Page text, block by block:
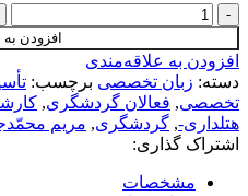
افزودن
افزودن به علاقه‌مندی
دسته: زبان تخصصی برچسب:
تخصصی, فعالان گردشگری,
هتلداری-, گردشگری, مریم
اشتراک گذاری:
مشخصات